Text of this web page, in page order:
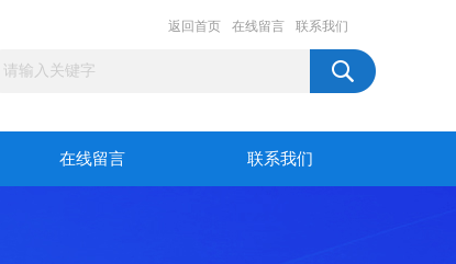
返回首页 在线留言 联系我们
在线留言 联系我们